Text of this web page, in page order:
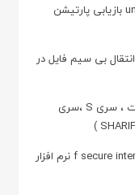
دانلود unformat Pro 22.0 + Portable بازیابی پارتیشن
دانلود waltr pro 1.0.62.0 Win/Mac انتقال بی سیم فایل در
دانلود فونت فارسی 3 (پرشین سافت ، سری S ،سری
دانلود f secure internet security 2021 Build 18.2 نرم افزار